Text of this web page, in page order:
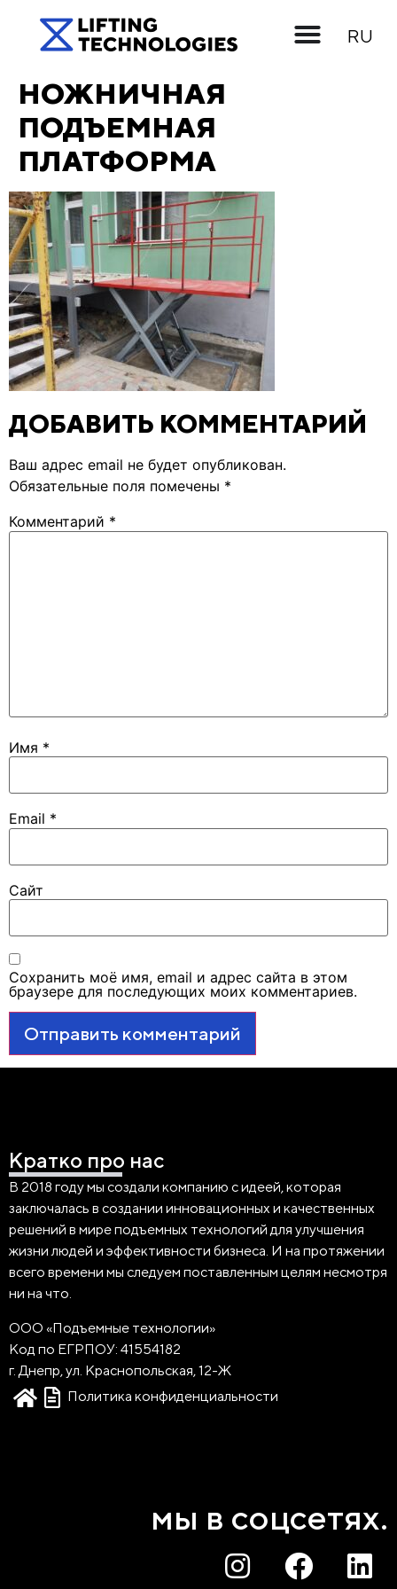
RU
EN
НОЖНИЧНАЯ
ПОДЪЕМНАЯ
ПЛАТФОРМА
ДОБАВИТЬ КОММЕНТАРИЙ
Ваш адрес email не будет опубликован.
Обязательные поля помечены *
Комментарий *
Имя *
Email *
Сайт
Сохранить моё имя, email и адрес сайта в этом
браузере для последующих моих комментариев.
Кратко про нас
В 2018 году мы создали компанию с идеей, которая
заключалась в создании инновационных и качественных
решений в мире подъемных технологий для улучшения
жизни людей и эффективности бизнеса. И на протяжении
всего времени мы следуем поставленным целям несмотря
ни на что.
ООО «Подъемные технологии»
Код по ЕГРПОУ: 41554182
г. Днепр, ул. Краснопольская, 12-Ж
Политика конфиденциальности
мы в соцсетях.